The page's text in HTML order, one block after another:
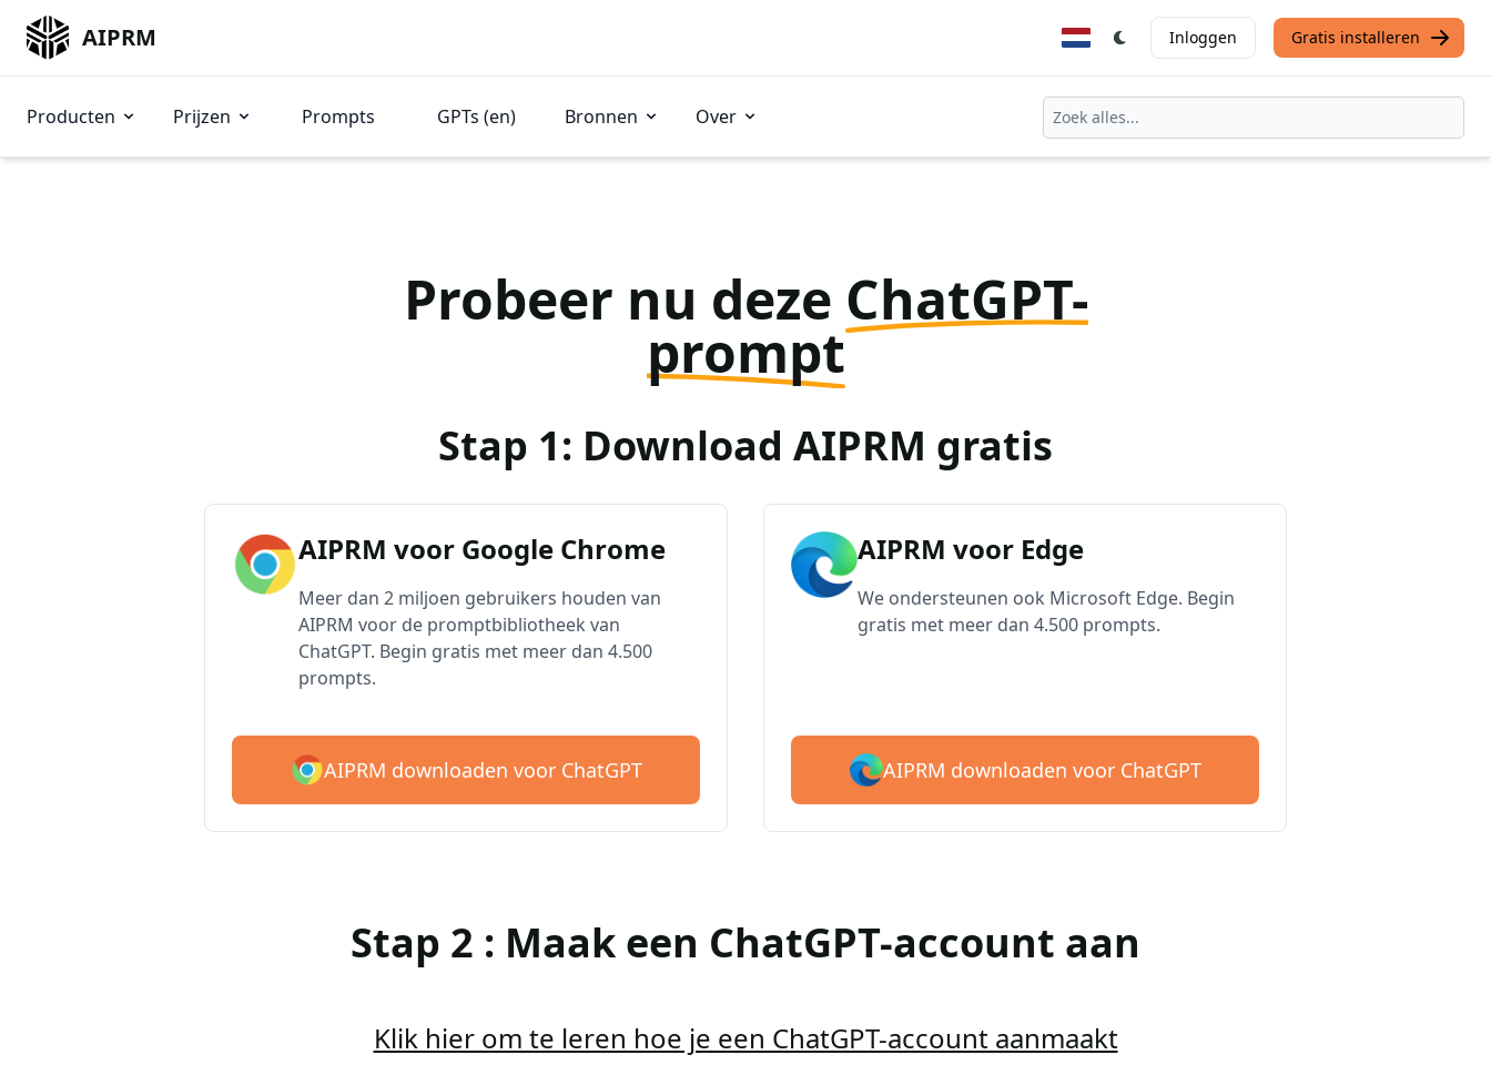
AIPRM Inloggen Gratis installeren
Producten Prijzen Prompts GPTs (en) Bronnen Over
Probeer nu deze ChatGPT-
prompt
Stap 1: Download AIPRM gratis
AIPRM voor Google Chrome
Meer dan 2 miljoen gebruikers houden van
AIPRM voor de promptbibliotheek van
ChatGPT. Begin gratis met meer dan 4.500
prompts.
AIPRM downloaden voor ChatGPT
AIPRM voor Edge
We ondersteunen ook Microsoft Edge. Begin
gratis met meer dan 4.500 prompts.
AIPRM downloaden voor ChatGPT
Stap 2 : Maak een ChatGPT-account aan
Klik hier om te leren hoe je een ChatGPT-account aanmaakt